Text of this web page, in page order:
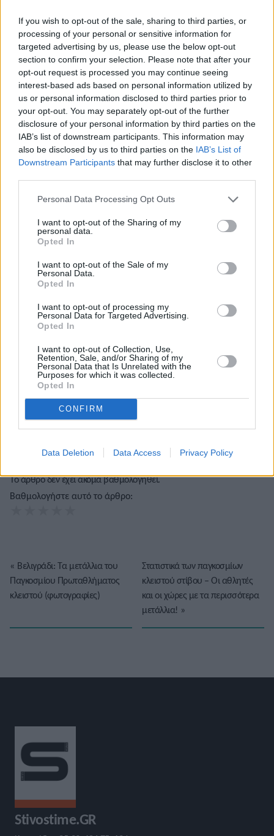
If you wish to opt-out of the sale, sharing to third parties, or
processing of your personal or sensitive information for
targeted advertising by us, please use the below opt-out
section to confirm your selection. Please note that after your
opt-out request is processed you may continue seeing
interest-based ads based on personal information utilized by
us or personal information disclosed to third parties prior to
your opt-out. You may separately opt-out of the further
disclosure of your personal information by third parties on the
IAB’s list of downstream participants. This information may
also be disclosed by us to third parties on the IAB’s List of
Downstream Participants that may further disclose it to other
Personal Data Processing Opt Outs
I want to opt-out of the Sharing of my
personal data.
Opted In
I want to opt-out of the Sale of my
Personal Data.
Opted In
I want to opt-out of processing my
Personal Data for Targeted Advertising.
Opted In
I want to opt-out of Collection, Use,
Retention, Sale, and/or Sharing of my
Personal Data that Is Unrelated with the
Purposes for which it was collected.
Opted In
CONFIRM
Data Deletion Data Access Privacy Policy
A+ A- A±
Εγγραφείτε στο Stivostime των
Τόλης Λελεκίδης
Το άρθρο δεν έχει ακόμα βαθμολογηθεί.
Βαθμολογήστε αυτό το άρθρο:
« Βελιγράδι: Τα μετάλλια του
Παγκοσμίου Πρωταθλήματος
κλειστού (φωτογραφίες)
Στατιστικά των παγκοσμίων
κλειστού στίβου – Οι αθλητές
και οι χώρες με τα περισσότερα
μετάλλια! »
Stivostime.GR